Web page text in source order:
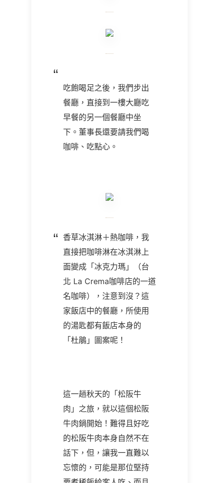
吃飽喝足之後，我們步出
餐廳，直接到一樓大廳吃
早餐的另一個餐廳中坐
下。董事長還要請我們喝
咖啡、吃點心。
香草冰淇淋＋熱咖啡，我
直接把咖啡淋在冰淇淋上
面變成「冰克力瑪」（台
北 La Crema咖啡店的一道
名咖啡），注意到沒？這
家飯店中的餐廳，所使用
的湯匙都有飯店本身的
「杜鵑」圖案呢！
這一趟秋天的「松阪牛
肉」之旅，就以這個松阪
牛肉鍋開始！難得且好吃
的松阪牛肉本身自然不在
話下，但，讓我一直難以
忘懷的，可能是那位堅持